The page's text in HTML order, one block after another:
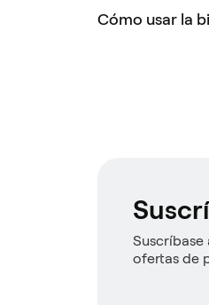
Cómo usar la
Suscríbase
ofertas de